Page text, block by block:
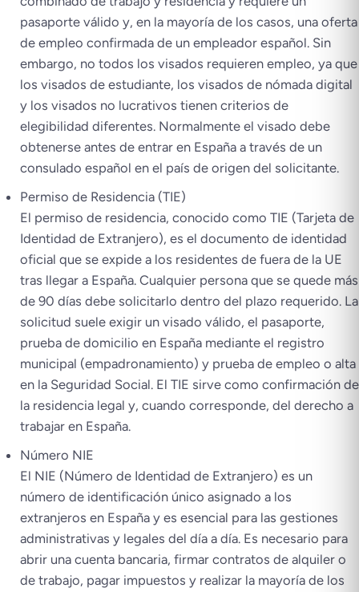
pasaporte válido y, en la mayoría de los casos, una oferta
de empleo confirmada de un empleador español. Sin
embargo, no todos los visados requieren empleo, ya que
los visados de estudiante, los visados de nómada digital
y los visados no lucrativos tienen criterios de
elegibilidad diferentes. Normalmente el visado debe
obtenerse antes de entrar en España a través de un
consulado español en el país de origen del solicitante.
Permiso de Residencia (TIE)
El permiso de residencia, conocido como TIE (Tarjeta de
Identidad de Extranjero), es el documento de identidad
oficial que se expide a los residentes de fuera de la UE
tras llegar a España. Cualquier persona que se quede más
de 90 días debe solicitarlo dentro del plazo requerido. La
solicitud suele exigir un visado válido, el pasaporte,
prueba de domicilio en España mediante el registro
municipal (empadronamiento) y prueba de empleo o alta
en la Seguridad Social. El TIE sirve como confirmación de
la residencia legal y, cuando corresponde, del derecho a
trabajar en España.
Número NIE
El NIE (Número de Identidad de Extranjero) es un
número de identificación único asignado a los
extranjeros en España y es esencial para las gestiones
administrativas y legales del día a día. Es necesario para
abrir una cuenta bancaria, firmar contratos de alquiler o
de trabajo, pagar impuestos y realizar la mayoría de los